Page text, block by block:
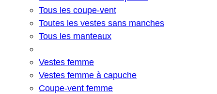
Tous les coupe-vent
Toutes les vestes sans manches
Tous les manteaux
Vestes femme
Vestes femme à capuche
Coupe-vent femme